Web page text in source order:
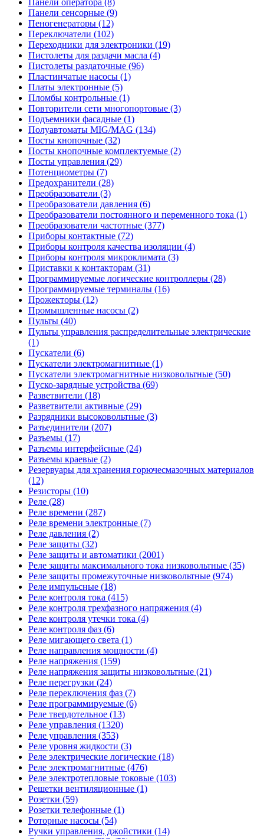
Панели сенсорные (9)
Пеногенераторы (12)
Переключатели (102)
Переходники для электроники (19)
Пистолеты для раздачи масла (4)
Пистолеты раздаточные (96)
Пластинчатые насосы (1)
Платы электронные (5)
Пломбы контрольные (1)
Повторители сети многопортовые (3)
Подъемники фасадные (1)
Полуавтоматы MIG/MAG (134)
Посты кнопочные (32)
Посты кнопочные комплектуемые (2)
Посты управления (29)
Потенциометры (7)
Предохранители (28)
Преобразователи (3)
Преобразователи давления (6)
Преобразователи постоянного и переменного тока (1)
Преобразователи частотные (377)
Приборы контактные (72)
Приборы контроля качества изоляции (4)
Приборы контроля микроклимата (3)
Приставки к контакторам (31)
Программируемые логические контроллеры (28)
Программируемые терминалы (16)
Прожекторы (12)
Промышленные насосы (2)
Пульты (40)
Пульты управления распределительные электрические
(1)
Пускатели (6)
Пускатели электромагнитные (1)
Пускатели электромагнитные низковольтные (50)
Пуско-зарядные устройства (69)
Разветвители (18)
Разветвители активные (29)
Разрядники высоковольтные (3)
Разъединители (207)
Разъемы (17)
Разъемы интерфейсные (24)
Разъемы краевые (2)
Резервуары для хранения горючесмазочных материалов
(12)
Резисторы (10)
Реле (28)
Реле времени (287)
Реле времени электронные (7)
Реле давления (2)
Реле защиты (32)
Реле защиты и автоматики (2001)
Реле защиты максимального тока низковольтные (35)
Реле защиты промежуточные низковольтные (974)
Реле импульсные (18)
Реле контроля тока (415)
Реле контроля трехфазного напряжения (4)
Реле контроля утечки тока (4)
Реле контроля фаз (6)
Реле мигающего света (1)
Реле направления мощности (4)
Реле напряжения (159)
Реле напряжения защиты низковольтные (21)
Реле перегрузки (24)
Реле переключения фаз (7)
Реле программируемые (6)
Реле твердотельное (13)
Реле управления (1320)
Реле управления (353)
Реле уровня жидкости (3)
Реле электрические логические (18)
Реле электромагнитные (476)
Реле электротепловые токовые (103)
Решетки вентиляционные (1)
Розетки (59)
Розетки телефонные (1)
Роторные насосы (54)
Ручки управления, джойстики (14)